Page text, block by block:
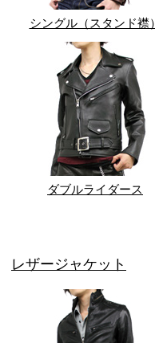
シングル（スタンド襟）
ダブルライダース
レザージャケット